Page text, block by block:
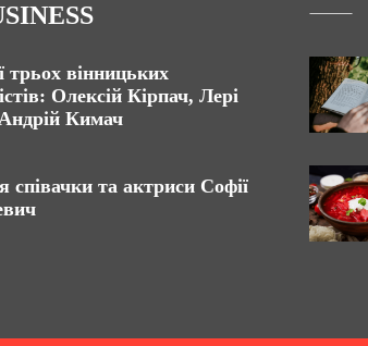
трьох вінницьких
Олексій Кірпач, Лері
Кимач
співачки та актриси Софії